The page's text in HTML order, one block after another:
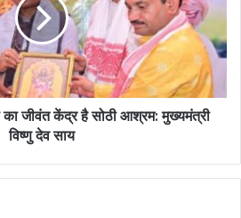
का जीवंत केंद्र है सोठी आश्रम: मुख्यमंत्री
विष्णु देव साय